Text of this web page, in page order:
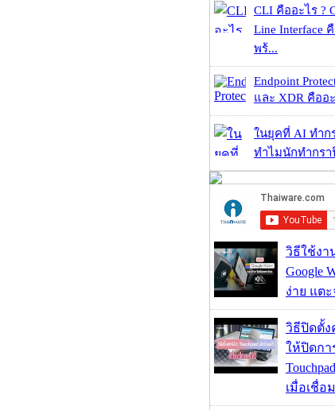
CLI คืออะไร ?
Line Interface
พร้...
Endpoint
และ XDR คืออ
ในยุคที่ AI ทำก
ทำไมนักทำกรา
วิธีใช้งา
Google
ง่าย แต
วิธีปิดตั้
ให้ปิดกา
เมื่อเชื่อ